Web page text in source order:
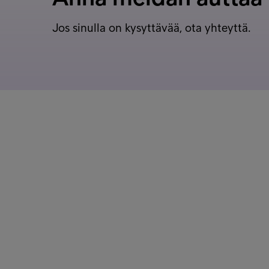
Jos sinulla on kysyttävää, ota yhteyttä.